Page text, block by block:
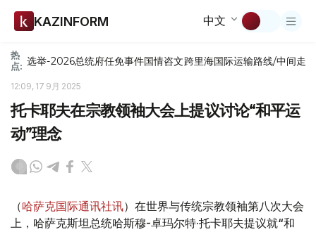
KAZINFORM 中文
热
点: 选举-2026总统府任免事件国情咨文跨里海国际运输路线/中间走廊
12:09, 17 9月 2025
托卡耶夫在宗教领袖大会上提议讨论“和平运
动”理念
（哈萨克国际通讯社讯）在世界与传统宗教领袖第八次大会
上，哈萨克斯坦总统哈斯穆-卓玛尔特·托卡耶夫提议就“和